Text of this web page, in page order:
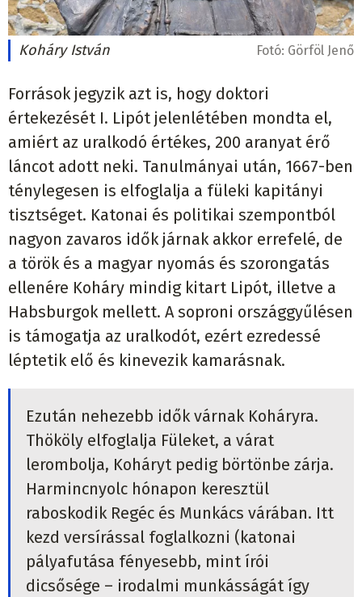
Koháry István Fotó: Görföl Jenő
Források jegyzik azt is, hogy doktori
értekezését I. Lipót jelenlétében mondta el,
amiért az uralkodó értékes, 200 aranyat érő
láncot adott neki. Tanulmányai után, 1667-ben
ténylegesen is elfoglalja a füleki kapitányi
tisztséget. Katonai és politikai szempontból
nagyon zavaros idők járnak akkor errefelé, de
a török és a magyar nyomás és szorongatás
ellenére Koháry mindig kitart Lipót, illetve a
Habsburgok mellett. A soproni országgyűlésen
is támogatja az uralkodót, ezért ezredessé
léptetik elő és kinevezik kamarásnak.
Ezután nehezebb idők várnak Koháryra.
Thököly elfoglalja Füleket, a várat
lerombolja, Koháryt pedig börtönbe zárja.
Harmincnyolc hónapon keresztül
raboskodik Regéc és Munkács várában. Itt
kezd versírással foglalkozni (katonai
pályafutása fényesebb, mint írói
dicsősége – irodalmi munkásságát így